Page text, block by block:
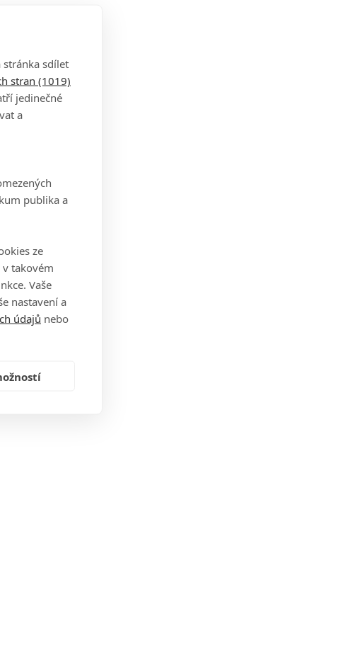
stránka sdílet
stran (1019)
jedinečné
a
publika a
ze
takovém
Vaše
nastavení a
údajů nebo